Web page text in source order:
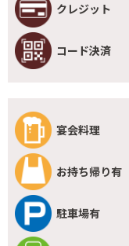
クレジット
コード決済
宴会料理
お持ち帰り有
駐車場有